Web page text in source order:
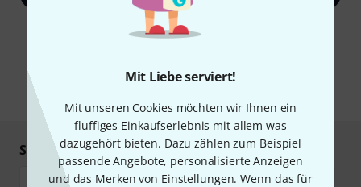
Mit Liebe serviert!
Mit unseren Cookies möchten wir Ihnen ein
fluffiges Einkaufserlebnis mit allem was
dazugehört bieten. Dazu zählen zum Beispiel
passende Angebote, personalisierte Anzeigen
und das Merken von Einstellungen. Wenn das für
Mit Klick auf „Jetzt anmelden“ stimmen Sie dem Erhalt von E-Mail-
Werbung und einer Messung des E-Mail-Nutzungsverhaltens zu. Die
Abmeldung ist jederzeit möglich. Weitere Informationen finden Sie in
unseren
Datenschutzhinweisen
Sicher einkaufen & bezahlen